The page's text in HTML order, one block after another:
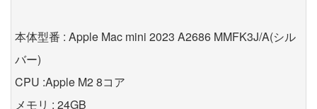
本体型番 : Apple Mac mini 2023 A2686 MMFK3J/A(シル
バー)
CPU :Apple M2 8コア
メモリ : 24GB